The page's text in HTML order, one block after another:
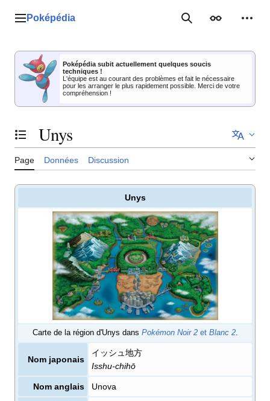
Menu principal
Poképédia RechercherApparence
Poképédia subit actuellement quelques soucis
techniques !
L'équipe est au courant des problèmes et fait le nécessaire
pour les arranger le plus rapidement possible. Merci de votre
compréhension !
Basculer la table des matières
Unys
Page Données Discussion
Unys
Carte de la région d'Unys dans Pokémon Noir 2et Blanc 2.
Nom japonais
イッシュ地方
Isshu-chihō
Nom anglais Unova